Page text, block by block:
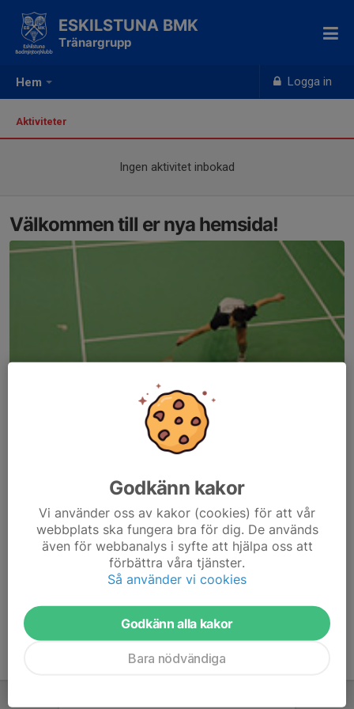
Hem Logga in
ESKILSTUNA BMK
Tränargrupp
Aktiviteter
Ingen aktivitet inbokad
Välkommen till er nya hemsida!
Här hamnar automatiskt de senaste nyheterna på hemsidan. För
att kunna börja administrera hemsidan loggar du in högst upp till
höger.
Godkänn kakor
Vi använder oss av kakor (cookies) för att vår
webbplats ska fungera bra för dig. De används
även för webbanalys i syfte att hjälpa oss att
förbättra våra tjänster.
Så använder vi cookies
Godkänn alla kakor
Bara nödvändiga